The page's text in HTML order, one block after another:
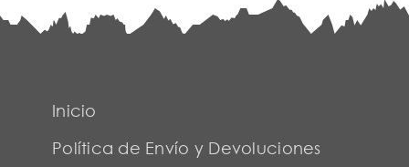
Inicio
Política de Envío y Devoluciones